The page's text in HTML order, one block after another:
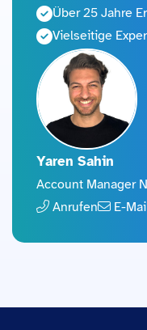
Yaren Sahin
Account Manager
Anrufen
E-
Über 25 Jahre
Vielseitige